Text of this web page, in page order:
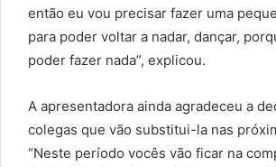
então eu vou precisar fazer uma
para poder voltar a nadar, dançar,
poder fazer nada”, explicou.
A apresentadora ainda agradeceu a
colegas que vão substitui-la nas
“Neste período vocês vão ficar na